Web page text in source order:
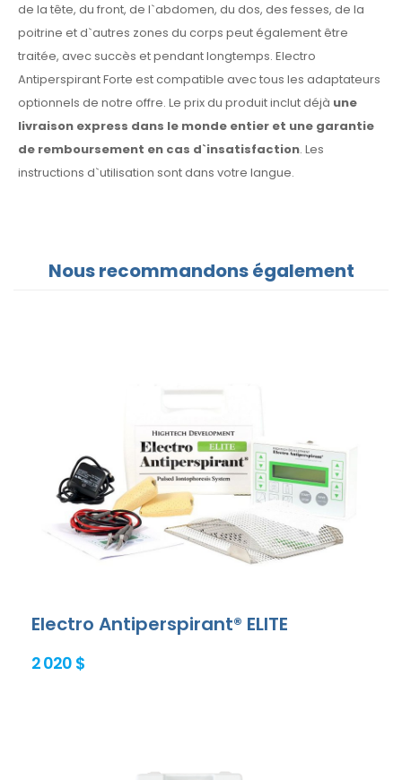
de la tête, du front, de l`abdomen, du dos, des fesses, de la
poitrine et d`autres zones du corps peut également être
traitée, avec succès et pendant longtemps. Electro
Antiperspirant Forte est compatible avec tous les adaptateurs
optionnels de notre offre. Le prix du produit inclut déjà une
livraison express dans le monde entier et une garantie
de remboursement en cas d`insatisfaction. Les
instructions d`utilisation sont dans votre langue.
Nous recommandons également
Electro Antiperspirant® ELITE
2 020 $